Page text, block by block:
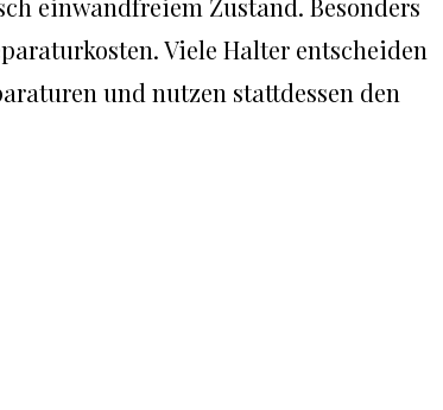
einwandfreiem Zustand. Besonders
Viele Halter entscheiden
und nutzen stattdessen den